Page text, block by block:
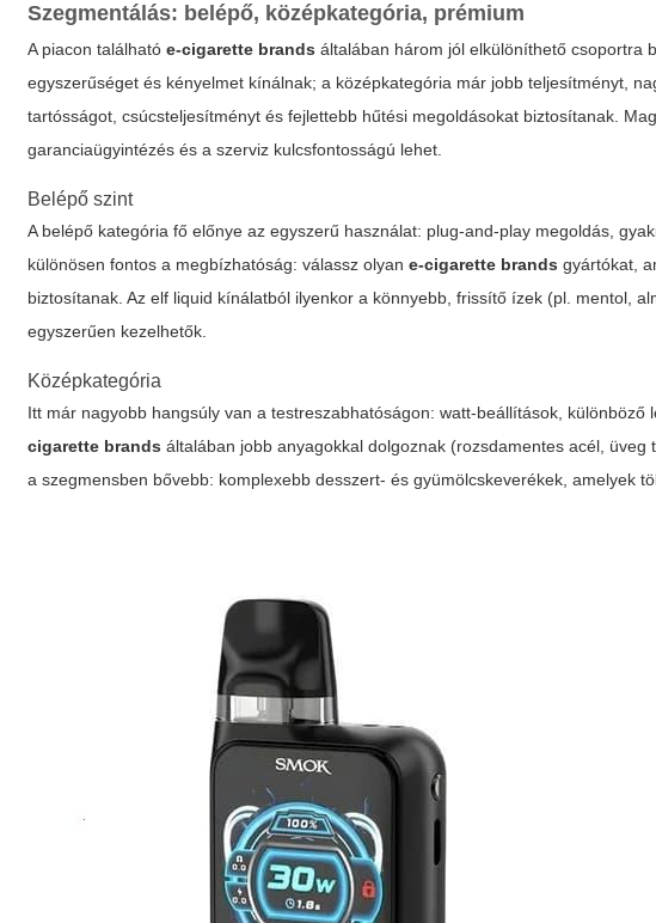
Szegmentálás: belépő, középkategória, prémium
A piacon találhatóe-cigarette brands általában három jól elkülöníthető csoportra
egyszerűséget és kényelmet kínálnak; a középkategória már jobb teljesítményt,
tartósságot, csúcsteljesítményt és fejlettebb hűtési megoldásokat biztosítanak.
garanciaügyintézés és a szerviz kulcsfontosságú lehet.
Belépő szint
A belépő kategória fő előnye az egyszerű használat: plug-and-play megoldás,
különösen fontos a megbízhatóság: válassz olyane-cigarette brands gyártókat,
biztosítanak. Azelf liquid kínálatból ilyenkor a könnyebb, frissítő ízek (pl. mentol,
egyszerűen kezelhetők.
Középkategória
Itt már nagyobb hangsúly van a testreszabhatóságon: watt-beállítások,
cigarette brands általában jobb anyagokkal dolgoznak (rozsdamentes acél,
a szegmensben bővebb: komplexebb desszert- és gyümölcskeverékek, amelyek